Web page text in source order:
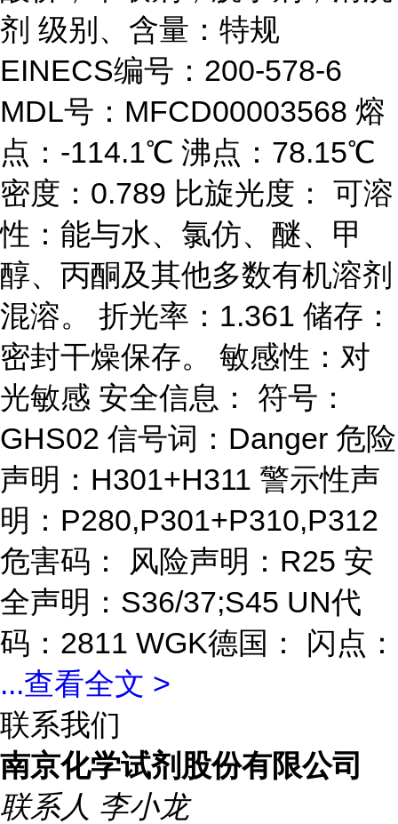
剂 级别、含量：特规
EINECS编号：200-578-6
MDL号：MFCD00003568 熔
点：-114.1℃ 沸点：78.15℃
密度：0.789 比旋光度： 可溶
性：能与水、氯仿、醚、甲
醇、丙酮及其他多数有机溶剂
混溶。 折光率：1.361 储存：
密封干燥保存。 敏感性：对
光敏感 安全信息： 符号：
GHS02 信号词：Danger 危险
声明：H301+H311 警示性声
明：P280,P301+P310,P312
危害码： 风险声明：R25 安
全声明：S36/37;S45 UN代
码：2811 WGK德国： 闪点：
...查看全文 >
联系我们
南京化学试剂股份有限公司
联系人 李小龙